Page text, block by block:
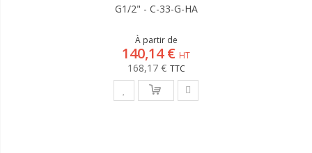
G1/2" - C-33-G-HA
À partir de
168,17 €
140,14 €